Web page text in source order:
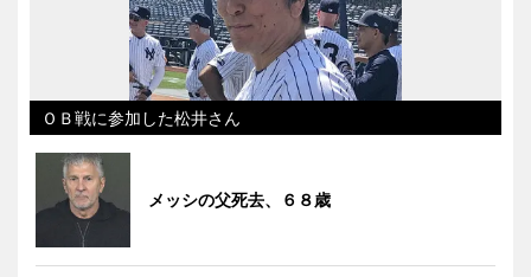
ＯＢ戦に参加した松井さん
メッシの父死去、６８歳